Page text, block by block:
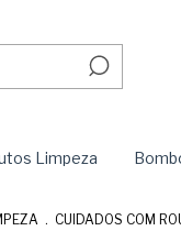
Limpeza
. CUIDADOS COM